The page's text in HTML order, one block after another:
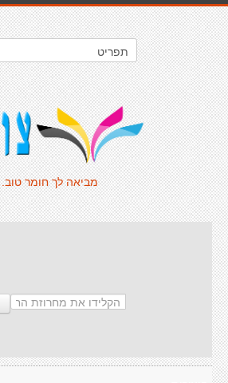
מביאה לך חומר טוב.